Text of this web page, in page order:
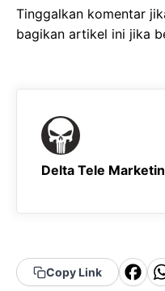
Tinggalkan komentar
bagikan artikel ini jika
Delta Tele
Copy Link
F